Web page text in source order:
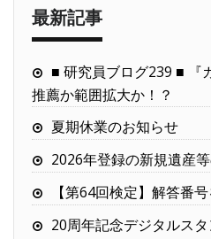
最新記事
■ 研究員ブログ239 ■ 『
推薦か範囲拡大か！？
夏期休業のお知らせ
2026年登録の新規遺産
【第64回検定】解答番
20周年記念デジタルス